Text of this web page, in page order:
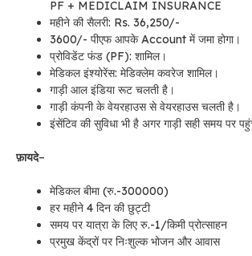
PF + MEDICLAIM INSURANCE
महीने की सैलरी: Rs. 36,250/-
3600/- पीएफ आपके Account में जमा होगा।
प्रोविडेंट फंड (PF): शामिल।
मेडिकल इंश्योरेंस: मेडिक्लेम कवरेज शामिल।
गाड़ी आल इंडिया रूट चलती है।
गाड़ी कंपनी के वेयरहाउस से वेयरहाउस चलती है।
इंसेंटिव की सुविधा भी है अगर गाड़ी सही समय पर
फ़ायदे–
मेडिकल बीमा (रु.-300000)
हर महीने 4 दिन की छुट्टी
समय पर यात्रा के लिए रु.-1/किमी प्रोत्साहन
प्रमुख केंद्रों पर निःशुल्क भोजन और आवास